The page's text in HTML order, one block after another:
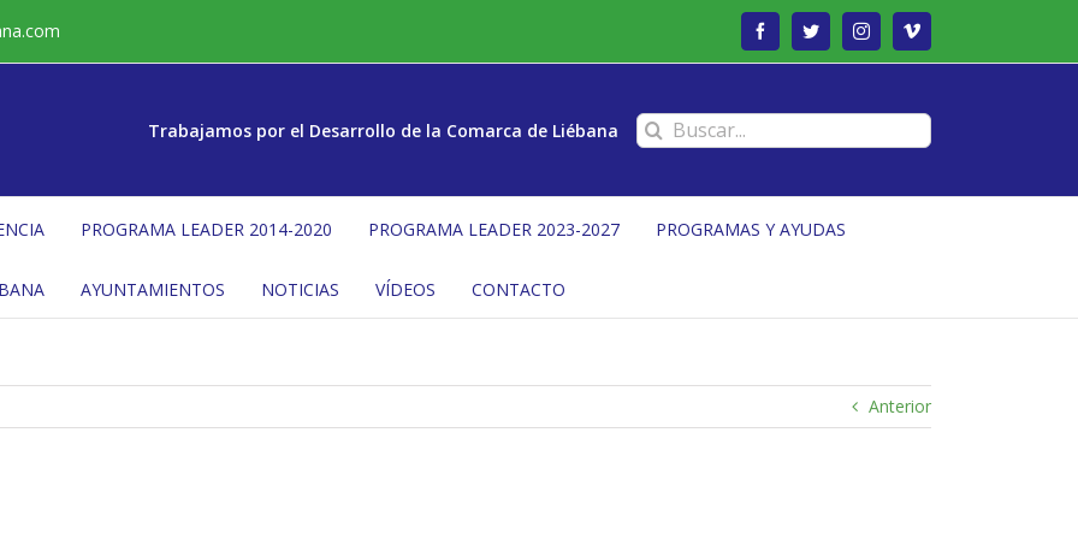
FacebookTwitterInstagramVimeo
Trabajamos por el Desarrollo de la Comarca de Liébana Buscar:
PROGRAMA LEADER 2014-2020 PROGRAMA LEADER 2023-2027 PROGRAMAS Y AYUDAS
AYUNTAMIENTOS NOTICIAS VÍDEOS CONTACTO
Anterior